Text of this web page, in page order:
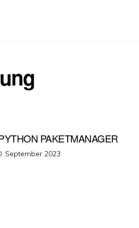
PAKETMANAGER
September 2023